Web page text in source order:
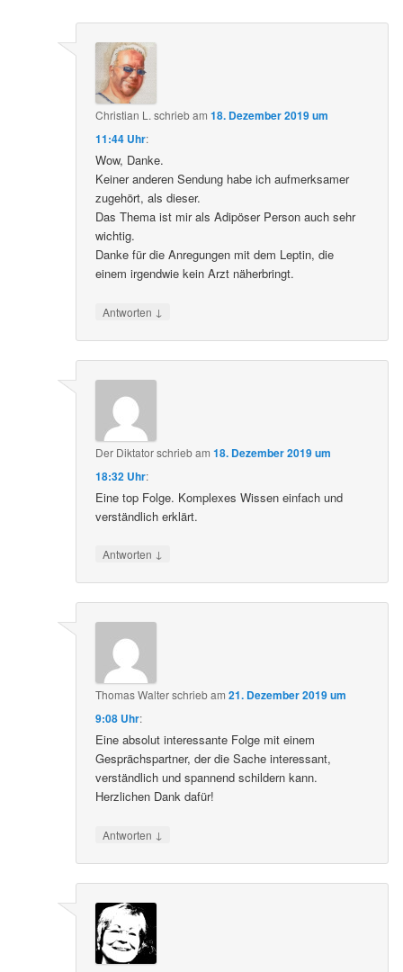
Christian L.schriebam18. Dezember 2019 um
11:44 Uhr:
Wow, Danke.
Keiner anderen Sendung habe ich aufmerksamer
zugehört, als dieser.
Das Thema ist mir als Adipöser Person auch sehr
wichtig.
Danke für die Anregungen mit dem Leptin, die
einem irgendwie kein Arzt näherbringt.
Antworten ↓
Der Diktatorschriebam18. Dezember 2019 um
18:32 Uhr:
Eine top Folge. Komplexes Wissen einfach und
verständlich erklärt.
Antworten ↓
Thomas Walterschriebam21. Dezember 2019 um
9:08 Uhr:
Eine absolut interessante Folge mit einem
Gesprächspartner, der die Sache interessant,
verständlich und spannend schildern kann.
Herzlichen Dank dafür!
Antworten ↓